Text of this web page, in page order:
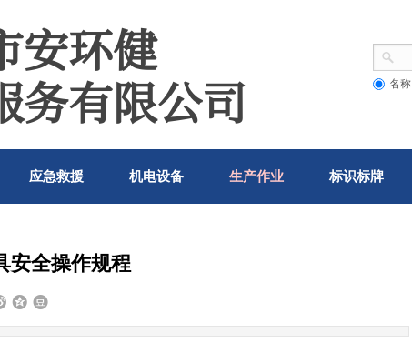
安环健
务有限公司 名称
应急救援 机电设备 生产作业 标识标牌
安全操作规程